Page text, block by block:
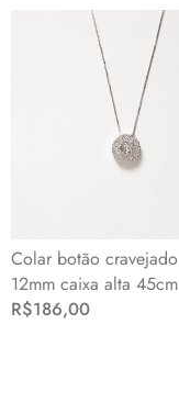
Colar botão cravejado
12mm caixa alta 45cm
R$186,00